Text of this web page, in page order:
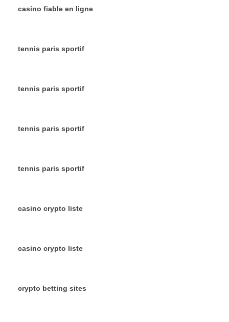
casino fiable en ligne
tennis paris sportif
tennis paris sportif
tennis paris sportif
tennis paris sportif
casino crypto liste
casino crypto liste
crypto betting sites